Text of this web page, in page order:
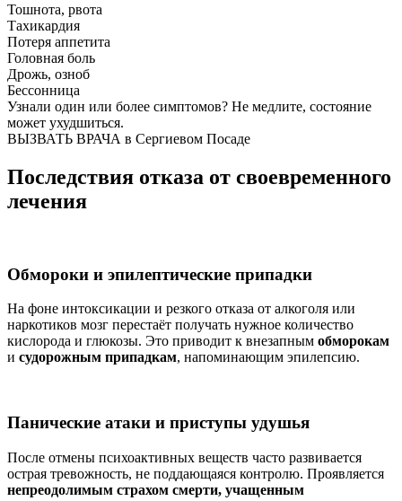
Тошнота, рвота
Тахикардия
Потеря аппетита
Головная боль
Дрожь, озноб
Бессонница
Узнали один или более симптомов? Не медлите, состояние
может ухудшиться.
ВЫЗВАТЬ ВРАЧА в Сергиевом Посаде
Последствия отказа от своевременного
лечения
Обмороки и эпилептические припадки
На фоне интоксикации и резкого отказа от алкоголя или
наркотиков мозг перестаёт получать нужное количество
кислорода и глюкозы. Это приводит к внезапным обморокам
и судорожным припадкам, напоминающим эпилепсию.
Панические атаки и приступы удушья
После отмены психоактивных веществ часто развивается
острая тревожность, не поддающаяся контролю. Проявляется
непреодолимым страхом смерти, учащенным